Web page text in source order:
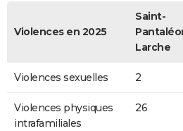
Violences en 2025
Saint-
Larche
Violences sexuelles 2
Violences physiques
intrafamiliales
26